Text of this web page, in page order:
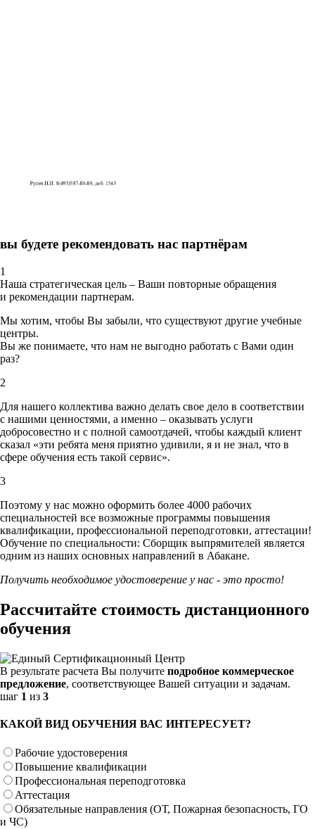
вы будете рекомендовать нас партнёрам
1
Наша стратегическая цель – Ваши повторные обращения
и рекомендации партнерам.
Мы хотим, чтобы Вы забыли, что существуют другие учебные
центры.
Вы же понимаете, что нам не выгодно работать с Вами один
раз?
2
Для нашего коллектива важно делать свое дело в соответствии
с нашими ценностями, а именно – оказывать услуги
добросовестно и с полной самоотдачей, чтобы каждый клиент
сказал «эти ребята меня приятно удивили, я и не знал, что в
сфере обучения есть такой сервис».
3
Поэтому у нас можно оформить более 4000 рабочих
специальностей все возможные программы повышения
квалификации, профессиональной переподготовки, аттестации!
Обучение по специальности: Сборщик выпрямителей является
одним из наших основных направлений в Абакане.
Получить необходимое удостоверение у нас - это просто!
Рассчитайте стоимость дистанционного
обучения
В результате расчета Вы получите подробное коммерческое
предложение, соответствующее Вашей ситуации и задачам.
шаг 1 из 3
КАКОЙ ВИД ОБУЧЕНИЯ ВАС ИНТЕРЕСУЕТ?
Рабочие удостоверения
Повышение квалификации
Профессиональная переподготовка
Аттестация
Обязательные направления (ОТ, Пожарная безопасность, ГО
и ЧС)